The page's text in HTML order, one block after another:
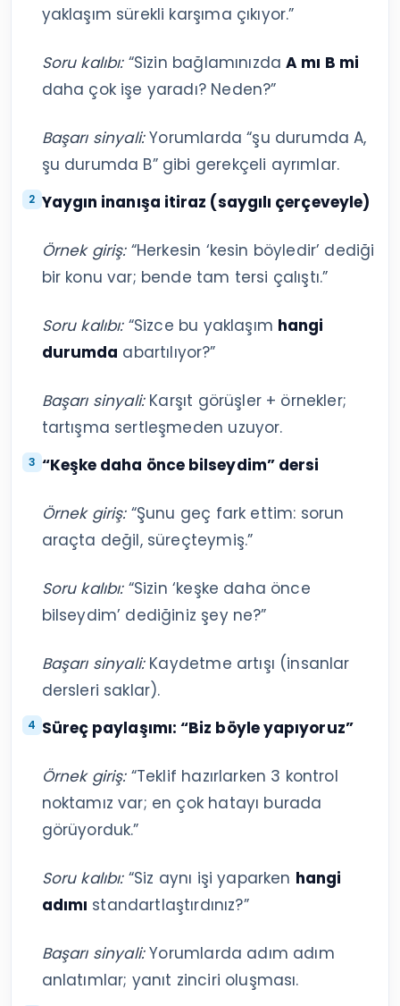
yaklaşım sürekli karşıma çıkıyor.”
Soru kalıbı:“Sizin bağlamınızdaA mı B mi
daha çok işe yaradı? Neden?”
Başarı sinyali:Yorumlarda “şu durumda A,
şu durumda B” gibi gerekçeli ayrımlar.
Yaygın inanışa itiraz (saygılı çerçeveyle)
Örnek giriş:“Herkesin ‘kesin böyledir’ dediği
bir konu var; bende tam tersi çalıştı.”
Soru kalıbı:“Sizce bu yaklaşım hangi
durumda abartılıyor?”
Başarı sinyali:Karşıt görüşler + örnekler;
tartışma sertleşmeden uzuyor.
“Keşke daha önce bilseydim” dersi
Örnek giriş:“Şunu geç fark ettim: sorun
araçta değil, süreçteymiş.”
Soru kalıbı:“Sizin ‘keşke daha önce
bilseydim’ dediğiniz şey ne?”
Başarı sinyali:Kaydetme artışı (insanlar
dersleri saklar).
Süreç paylaşımı: “Biz böyle yapıyoruz”
Örnek giriş:“Teklif hazırlarken 3 kontrol
noktamız var; en çok hatayı burada
görüyorduk.”
Soru kalıbı:“Siz aynı işi yaparken hangi
adımı standartlaştırdınız?”
Başarı sinyali:Yorumlarda adım adım
anlatımlar; yanıt zinciri oluşması.